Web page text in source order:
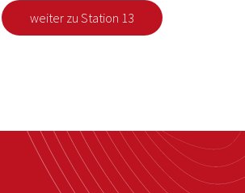
weiter zu Station 13